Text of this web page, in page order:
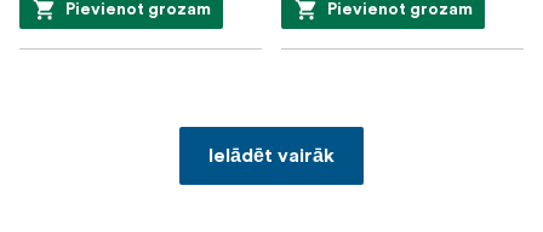
Pievienot grozam Pievienot grozam
Ielādēt vairāk